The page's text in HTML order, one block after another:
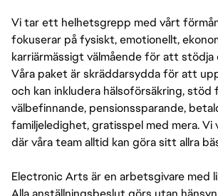
Vi tar ett helhetsgrepp med vårt
fokuserar på fysiskt, emotionellt,
karriärmässigt välmående för att stödja
Våra paket är skräddarsydda för att
och kan inkludera hälsoförsäkring, stöd
välbefinnande, pensionssparande,
familjeledighet, gratisspel med mera. Vi
där våra team alltid kan göra sitt allra
Electronic Arts är en arbetsgivare med